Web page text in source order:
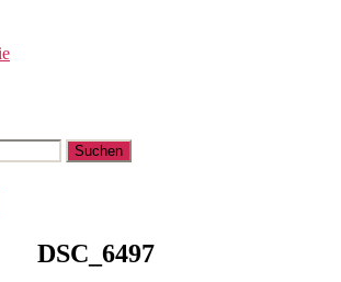
DSC_6497